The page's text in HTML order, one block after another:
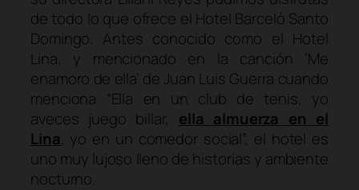
de todo lo que ofrece el Hotel Barceló Santo
Domingo. Antes conocido como el Hotel
Lina, y mencionado en la canción ‘Me
enamoro de ella’ de Juan Luis Guerra cuando
menciona “Ella en un club de tenis, yo
aveces juego billar, ella almuerza en el
Lina, yo en un comedor social”, el hotel es
uno muy lujoso lleno de historias y ambiente
nocturno.